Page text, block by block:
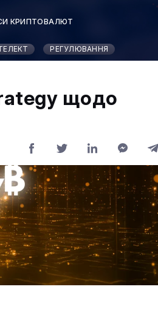
КРИПТОВАЛЮТ
РЕГУЛЮВАННЯ
щодо